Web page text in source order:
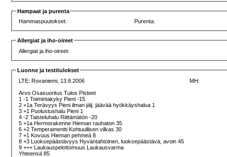
Hampaat ja purenta
Hammaspuutokset:
Purenta:
Allergiat ja iho-oireet
Allergiat ja iho-oireet:
Luonne ja testitulokset
LTE:Rovaniemi, 13.8.2006
Arvo Osasuoritus Tulos Pisteet
1 -1 Toimintakyky Pieni -15
2 +1a Terävyys Pieni ilman jälj. jäävää hyökkäyshalua 1
3 +1 Puolustushalu Pieni 1
4 -2 Taisteluhalu Riittämätön -20
5 +1a Hermorakenne Hieman rauhaton 35
6 +2 Temperamentti Kohtuullisen vilkas 30
7 +1 Kovuus Hieman pehmeä 8
8 +3 Luoksepäästävyys Hyväntahtoinen, luoksepäästävä, avoin 45
9 +++ Laukauspelottomuus Laukausvarma
Yhteensä 85
MH: